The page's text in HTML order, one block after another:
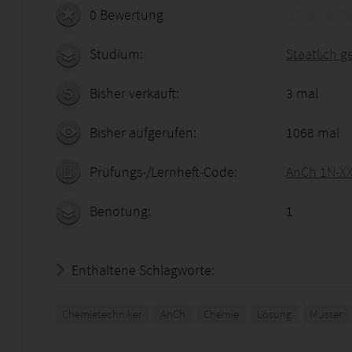
0 Bewertung
Studium: Staatlich
Bisher verkauft: 3 mal
Bisher aufgerufen: 1068 mal
Prüfungs-/Lernheft-Code: AnCh 1N-
Benotung: 1
Enthaltene Schlagworte:
Chemietechniker AnCh Chemie Lösung Muster